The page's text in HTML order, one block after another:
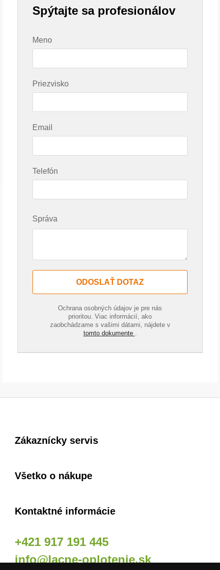
Spýtajte sa profesionálov
Meno
Priezvisko
Email
Telefón
Správa
ODOSLAŤ DOTAZ
Ochrana osobných údajov je pre nás
prioritou. Viac informácií, ako
zaobchádzame s vašimi dátami, nájdete v
tomto dokumente
Zákaznícky servis
Všetko o nákupe
Kontaktné informácie
+421 917 191 445
info@lacne-oplotenie.sk